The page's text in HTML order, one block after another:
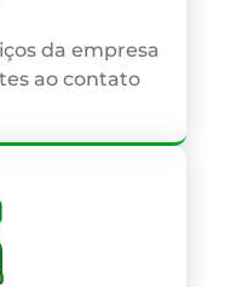
da empresa
ao contato